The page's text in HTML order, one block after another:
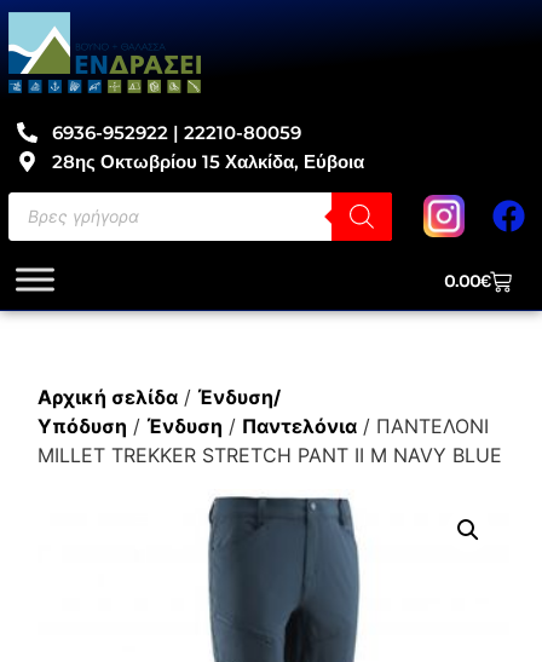
6936-952922 | 22210-80059
28ης Οκτωβρίου 15 Χαλκίδα, Εύβοια
0.00€
Αρχική σελίδα/ Ένδυση/
Υπόδυση / Ένδυση / Παντελόνια/ ΠΑΝΤΕΛΟΝΙ
MILLET TREKKER STRETCH PANT II M NAVY BLUE